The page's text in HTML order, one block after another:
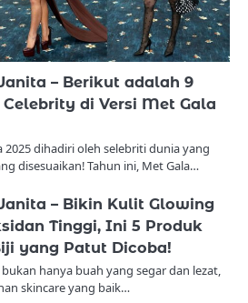
– Berikut adalah 9
di Versi Met Gala
2025 dihadiri oleh selebriti dunia yang
disesuaikan! Tahun ini, Met Gala…
– Bikin Kulit Glowing
Tinggi, Ini 5 Produk
yang Patut Dicoba!
hanya buah yang segar dan lezat,
skincare yang baik…